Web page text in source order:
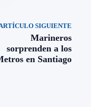
SIGUIENTE
Marineros
sorprenden a los
en Santiago